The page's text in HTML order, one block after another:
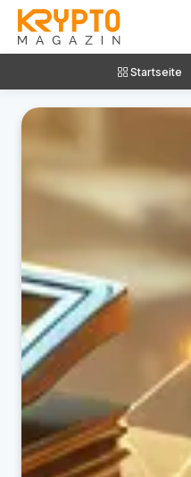
Startseite